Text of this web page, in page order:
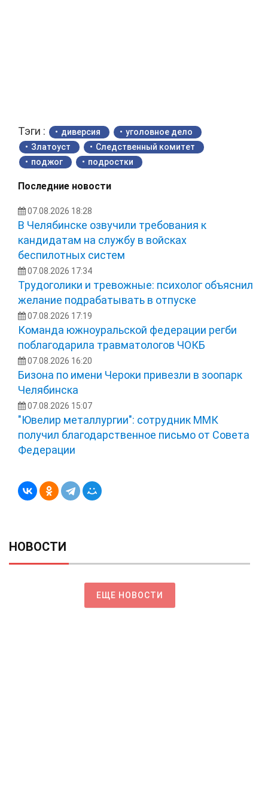
Тэги : диверсия
уголовное дело
Златоуст
Следственный комитет
поджог
подростки
Последние новости
07.08.2026 18:28
В Челябинске озвучили требования к
кандидатам на службу в войсках
беспилотных систем
07.08.2026 17:34
Трудоголики и тревожные: психолог объяснил
желание подрабатывать в отпуске
07.08.2026 17:19
Команда южноуральской федерации регби
поблагодарила травматологов ЧОКБ
07.08.2026 16:20
Бизона по имени Чероки привезли в зоопарк
Челябинска
07.08.2026 15:07
"Ювелир металлургии": сотрудник ММК
получил благодарственное письмо от Совета
Федерации
НОВОСТИ
ЕЩЕ НОВОСТИ